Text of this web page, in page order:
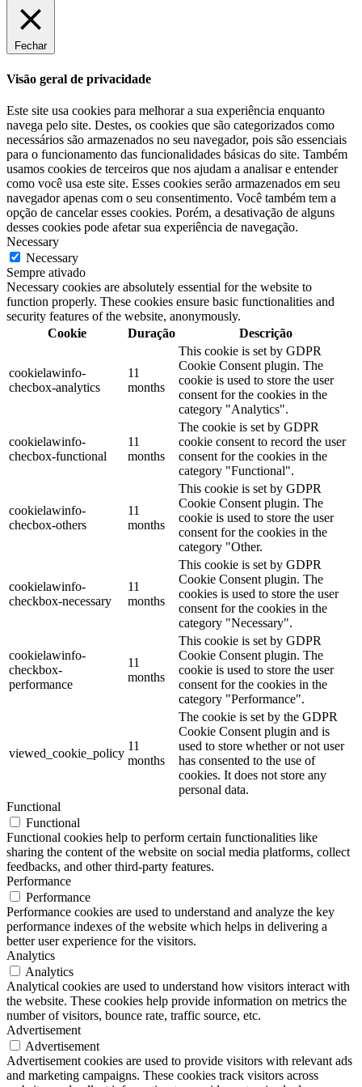
Fechar
Visão geral de privacidade
Este site usa cookies para melhorar a sua experiência enquanto
navega pelo site. Destes, os cookies que são categorizados como
necessários são armazenados no seu navegador, pois são essenciais
para o funcionamento das funcionalidades básicas do site. Também
usamos cookies de terceiros que nos ajudam a analisar e entender
como você usa este site. Esses cookies serão armazenados em seu
navegador apenas com o seu consentimento. Você também tem a
opção de cancelar esses cookies. Porém, a desativação de alguns
desses cookies pode afetar sua experiência de navegação.
Necessary
Necessary
Sempre ativado
Necessary cookies are absolutely essential for the website to
function properly. These cookies ensure basic functionalities and
security features of the website, anonymously.
Cookie
Duração Descrição
cookielawinfo-
checbox-analytics
11
months
This cookie is set by GDPR
Cookie Consent plugin. The
cookie is used to store the user
consent for the cookies in the
category "Analytics".
cookielawinfo-
checbox-functional
11
months
The cookie is set by GDPR
cookie consent to record the user
consent for the cookies in the
category "Functional".
cookielawinfo-
checbox-others
11
months
This cookie is set by GDPR
Cookie Consent plugin. The
cookie is used to store the user
consent for the cookies in the
category "Other.
cookielawinfo-
checkbox-necessary
11
months
This cookie is set by GDPR
Cookie Consent plugin. The
cookies is used to store the user
consent for the cookies in the
category "Necessary".
cookielawinfo-
checkbox-
performance
11
months
This cookie is set by GDPR
Cookie Consent plugin. The
cookie is used to store the user
consent for the cookies in the
category "Performance".
viewed_cookie_policy
11
months
The cookie is set by the GDPR
Cookie Consent plugin and is
used to store whether or not user
has consented to the use of
cookies. It does not store any
personal data.
Functional
Functional
Functional cookies help to perform certain functionalities like
sharing the content of the website on social media platforms, collect
feedbacks, and other third-party features.
Performance
Performance
Performance cookies are used to understand and analyze the key
performance indexes of the website which helps in delivering a
better user experience for the visitors.
Analytics
Analytics
Analytical cookies are used to understand how visitors interact with
the website. These cookies help provide information on metrics the
number of visitors, bounce rate, traffic source, etc.
Advertisement
Advertisement
Advertisement cookies are used to provide visitors with relevant ads
and marketing campaigns. These cookies track visitors across